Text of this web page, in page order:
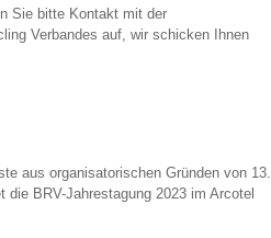
Sie bitte Kontakt mit der
Verbandes auf, wir schicken Ihnen
aus organisatorischen Gründen von 13.
BRV-Jahrestagung 2023 im Arcotel